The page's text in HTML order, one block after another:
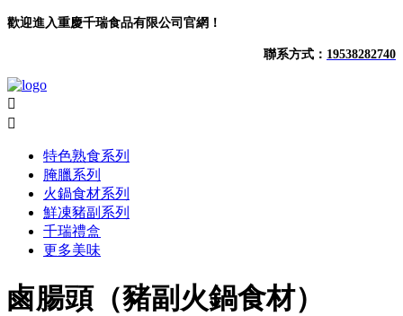
歡迎進入重慶千瑞食品有限公司官網！
聯系方式： 19538282740


特色熟食系列
腌臘系列
火鍋食材系列
鮮凍豬副系列
千瑞禮盒
更多美味
鹵腸頭（豬副火鍋食材）